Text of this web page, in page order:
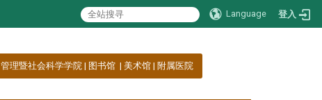
Language 登入
管理暨社会科学学院 | 图书馆 | 美术馆 | 附属医院